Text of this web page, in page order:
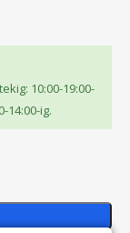
10:00-19:00-
14:00-ig.